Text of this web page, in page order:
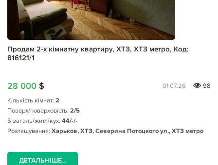
Продам 2-х кімнатну квартиру, ХТЗ, ХТЗ метро, Код:
816121/1
28 000 $ 01.07.26
98
Кількість кімнат: 2
Поверх/поверховість: 2/5
S загаль/житл/кух: 44/-/-
Розташування: Харьков, ХТЗ, Северина Потоцкого ул., ХТЗ метро
ДЕТАЛЬНІШЕ...